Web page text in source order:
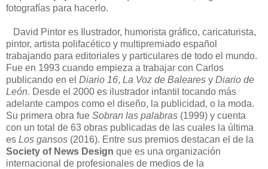
fotografías para hacerlo.
David Pintor es Ilustrador, humorista gráfico, caricaturista,
pintor, artista polifacético y multipremiado español
trabajando para editoriales y particulares de todo el mundo.
Fue en 1993 cuando empieza a trabajar con Carlos
publicando en el Diario 16, La Voz de Baleares y Diario de
León. Desde el 2000 es ilustrador infantil tocando más
adelante campos como el diseño, la publicidad, o la moda.
Su primera obra fue Sobran las palabras (1999) y cuenta
con un total de 63 obras publicadas de las cuales la última
es Los gansos (2016). Entre sus premios destacan el de la
Society of News Design que es una organización
internacional de profesionales de medios de la